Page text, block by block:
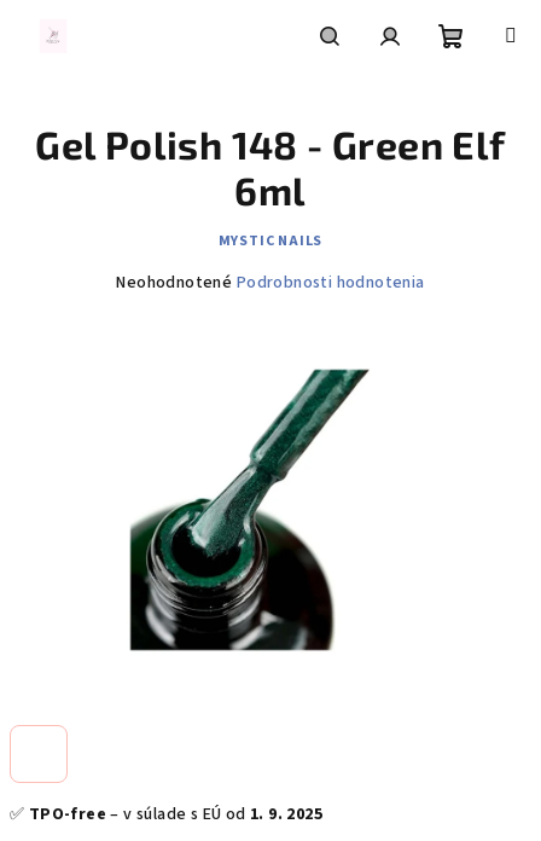
košík
✅ TPO-free – v súlade s EÚ od 1. 9. 2025
Gel Polish 148 - Green Elf
6ml
MYSTIC NAILS
Priemerné
Neohodnotené Podrobnosti hodnotenia